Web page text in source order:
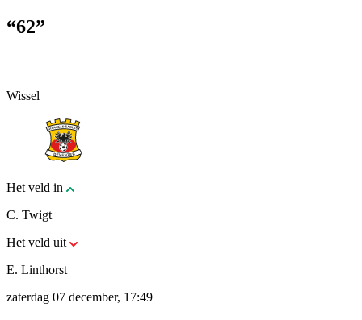
“62”
Wissel
Het veld in
C. Twigt
Het veld uit
E. Linthorst
zaterdag 07 december, 17:49